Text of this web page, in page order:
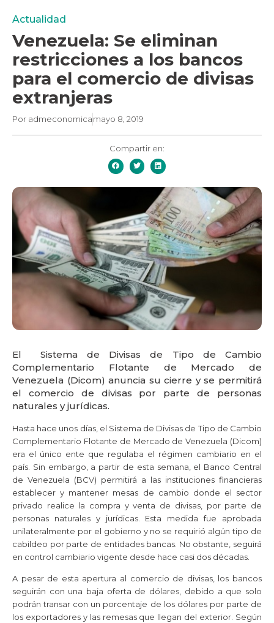
Actualidad
Venezuela: Se eliminan
restricciones a los bancos
para el comercio de divisas
extranjeras
Por admeconomicamayo 8, 2019
Compartir en:
El Sistema de Divisas de Tipo de Cambio
Complementario Flotante de Mercado de
Venezuela (Dicom) anuncia su cierre y se permitirá
el comercio de divisas por parte de personas
naturales y jurídicas.
Hasta hace unos días, el Sistema de Divisas de Tipo de Cambio
Complementario Flotante de Mercado de Venezuela (Dicom)
era el único ente que regulaba el régimen cambiario en el
país. Sin embargo, a partir de esta semana, el Banco Central
de Venezuela (BCV) permitirá a las instituciones financieras
establecer y mantener mesas de cambio donde el sector
privado realice la compra y venta de divisas, por parte de
personas naturales y jurídicas. Esta medida fue aprobada
unilateralmente por el gobierno y no se requirió algún tipo de
cabildeo por parte de entidades bancas. No obstante, seguirá
en control cambiario vigente desde hace casi dos décadas.
A pesar de esta apertura al comercio de divisas, los bancos
seguirán con una baja oferta de dólares, debido a que solo
podrán transar con un porcentaje de los dólares por parte de
los exportadores y las remesas que llegan del exterior. Según